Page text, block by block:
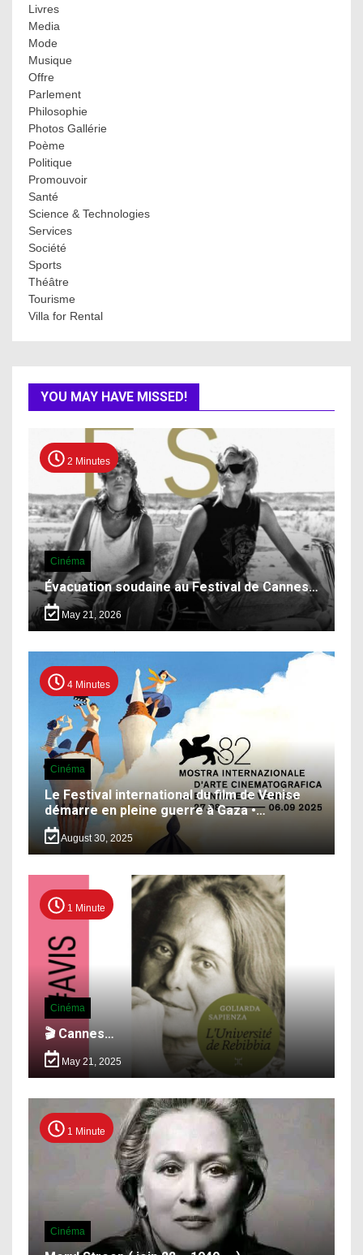
Livres
Media
Mode
Musique
Offre
Parlement
Philosophie
Photos Gallérie
Poème
Politique
Promouvoir
Santé
Science & Technologies
Services
Société
Sports
Théâtre
Tourisme
Villa for Rental
YOU MAY HAVE MISSED!
2 Minutes
Cinéma
Évacuation soudaine au Festival de Cannes…
May 21, 2026
4 Minutes
Cinéma
Le Festival international du film de Venise
démarre en pleine guerre à Gaza •…
August 30, 2025
1 Minute
Cinéma
🎬 Cannes…
May 21, 2025
1 Minute
Cinéma